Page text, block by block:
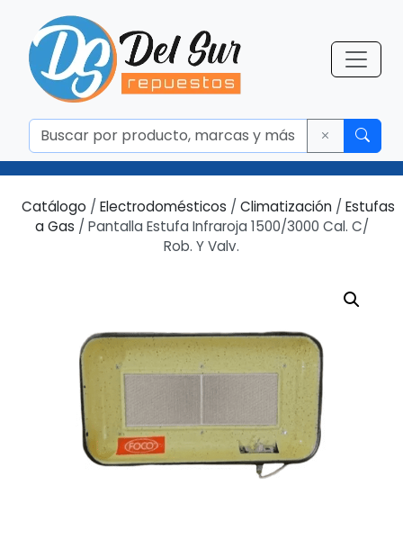
Catálogo / Electrodomésticos / Climatización / Estufas
a Gas / Pantalla Estufa Infraroja 1500/3000 Cal. C/
Rob. Y Valv.